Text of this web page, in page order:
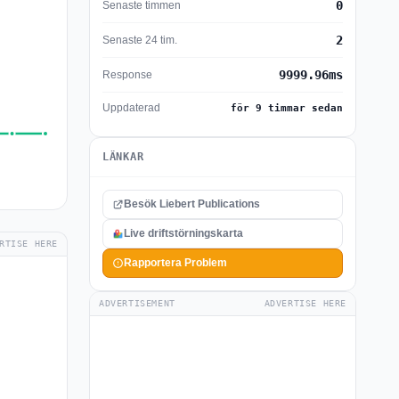
HERE
Senaste timmen 0
Senaste 24 tim. 2
Response 9999.96ms
Uppdaterad för 9 timmar sedan
LÄNKAR
Besök Liebert Publications
Live driftstörningskarta
Rapportera Problem
ADVERTISEMENT ADVERTISE HERE